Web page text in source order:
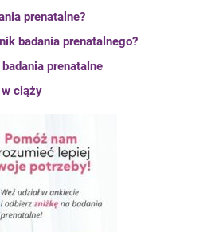
prenatalne?
badania prenatalnego?
prenatalne
w ciąży